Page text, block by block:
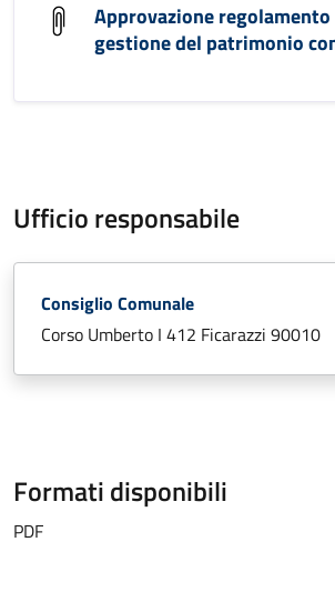
Approvazione
gestione del patrimonio
Ufficio responsabile
Consiglio Comunale
Corso Umberto I 412 Ficarazzi 90010
Formati disponibili
PDF